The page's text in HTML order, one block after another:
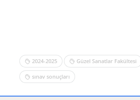
2024-2025 Güzel Sanatlar Fakültesi
sınav sonuçları